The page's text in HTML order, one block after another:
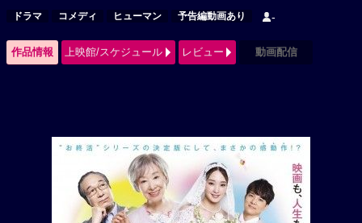
ドラマ コメディ ヒューマン 予告編動画あり -
作品情報 上映館/スケジュール レビュー 動画配信